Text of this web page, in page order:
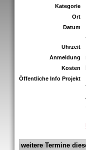
Kategorie
Ort
Datum
Uhrzeit
Anmeldung
Kosten
Öffentliche Info Projekt
weitere Termine